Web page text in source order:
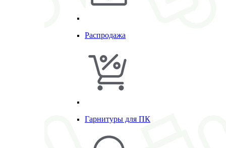
Распродажа
Гарнитуры для ПК